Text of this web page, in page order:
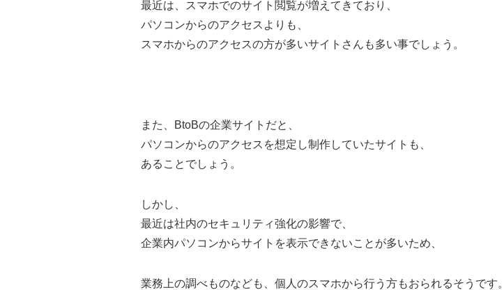
最近は、スマホでのサイト閲覧が増えてきており、
パソコンからのアクセスよりも、
スマホからのアクセスの方が多いサイトさんも多い事でしょう。
また、BtoBの企業サイトだと、
パソコンからのアクセスを想定し制作していたサイトも、
あることでしょう。
しかし、
最近は社内のセキュリティ強化の影響で、
企業内パソコンからサイトを表示できないことが多いため、
業務上の調べものなども、個人のスマホから行う方もおられるそうです。